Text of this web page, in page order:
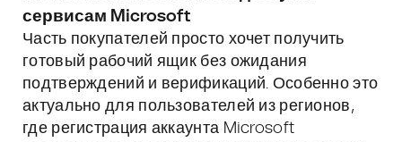
сервисам Microsoft
Часть покупателей просто хочет получить
готовый рабочий ящик без ожидания
подтверждений и верификаций. Особенно это
актуально для пользователей из регионов,
где регистрация аккаунта Microsoft